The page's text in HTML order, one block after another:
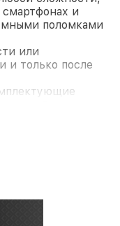
и
поломками
или
и только после
бесплатно